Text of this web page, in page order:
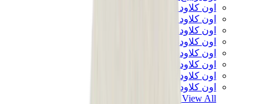
اون كلاود 5
اون كلاود 6
اون كلاود x 3
اون كلاودنوفا
اون كلاودسولو
اون كلاودتيلت
اون كلاودفنتشر
اون كلاودفلو
View All